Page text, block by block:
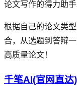
论文写作的得力助手
根据自己的论文类
合，从选题到答辩
高质量论文！
千笔AI(官网直